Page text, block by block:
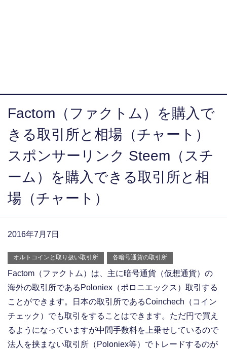
Factom（ファクトム）を購入で
きる取引所と相場（チャート）
スポンサーリンク Steem（スチ
ーム）を購入できる取引所と相
場（チャート）
2016年7月7日
オルトコインと取り扱い取引所 各暗号通貨の取引所
Factom（ファクトム）は、主に暗号通貨（仮想通貨）の
海外の取引所であるPoloniex（ポロニエックス）取引する
ことができます。日本の取引所であるCoinchech（コイン
チェック）でも取引をすることはできます。ただ円で買え
るようになっていますが中間手数料を上乗せしているので
法人を挟まない取引所（Poloniex等）でトレードするのが